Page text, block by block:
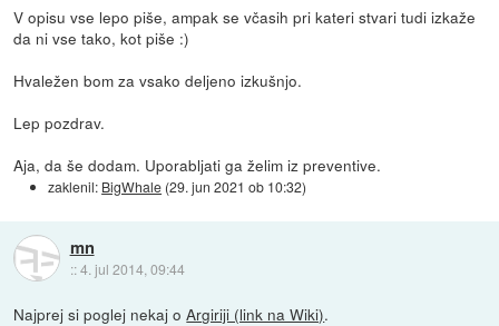
V opisu vse lepo piše, ampak se včasih pri kateri stvari tudi izkaže
da ni vse tako, kot piše :)
Hvaležen bom za vsako deljeno izkušnjo.
Lep pozdrav.
Aja, da še dodam. Uporabljati ga želim iz preventive.
zaklenil: BigWhale (29. jun 2021 ob 10:32)
mn
::4. jul 2014, 09:44
Najprej si poglej nekaj oArgiriji (link na Wiki).